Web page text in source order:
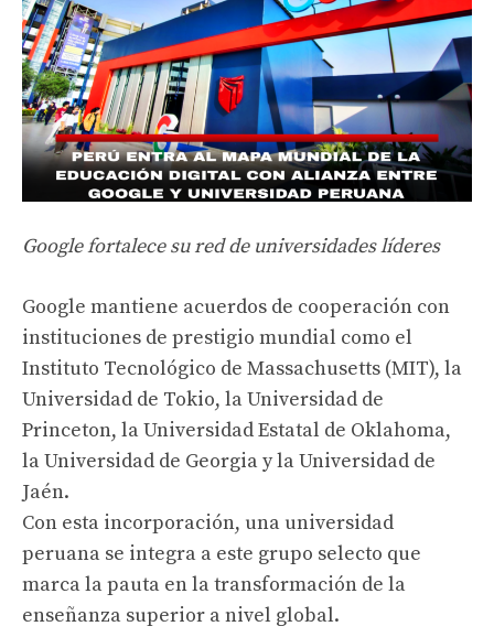
Google fortalece su red de universidades líderes
Google mantiene acuerdos de cooperación con
instituciones de prestigio mundial como el
Instituto Tecnológico de Massachusetts (MIT), la
Universidad de Tokio, la Universidad de
Princeton, la Universidad Estatal de Oklahoma,
la Universidad de Georgia y la Universidad de
Jaén.
Con esta incorporación, una universidad
peruana se integra a este grupo selecto que
marca la pauta en la transformación de la
enseñanza superior a nivel global.